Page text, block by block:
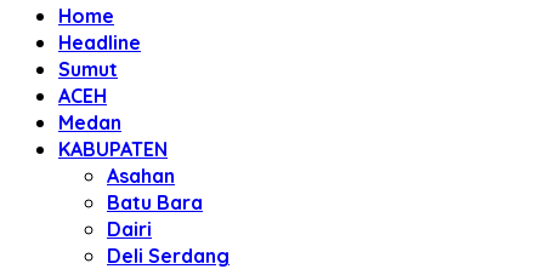
Home
Headline
Sumut
ACEH
Medan
KABUPATEN
Asahan
Batu Bara
Dairi
Deli Serdang